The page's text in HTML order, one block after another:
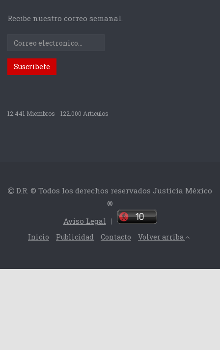
Recibe nuestro correo semanal.
12.441 Miembros 122.000 Articulos
D.R. © Todos los derechos reservados Justicia México
®
Aviso Legal |
Inicio Publicidad Contacto Volver arriba